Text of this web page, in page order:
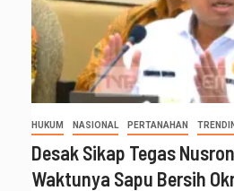
HUKUM NASIONAL PERTANAHAN
Desak Sikap Tegas
Waktunya Sapu Bersih